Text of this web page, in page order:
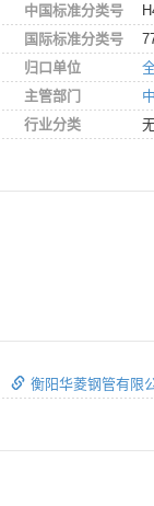
中国标准分类号
国际标准分类号
归口单位
主管部门
行业分类
衡阳华菱钢管有限